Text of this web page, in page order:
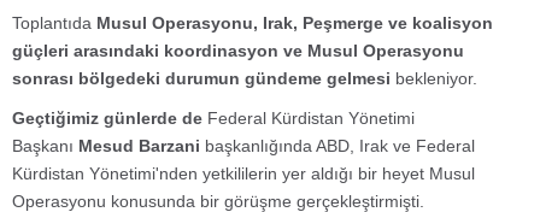
Toplantıda Musul Operasyonu, Irak, Peşmerge ve koalisyon
güçleri arasındaki koordinasyon ve Musul Operasyonu
sonrası bölgedeki durumun gündeme gelmesi bekleniyor.
Geçtiğimiz günlerde de Federal Kürdistan Yönetimi
Başkanı Mesud Barzani başkanlığında ABD, Irak ve Federal
Kürdistan Yönetimi'nden yetkililerin yer aldığı bir heyet Musul
Operasyonu konusunda bir görüşme gerçekleştirmişti.